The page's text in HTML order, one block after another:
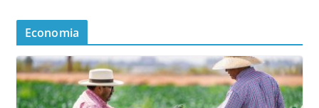
Economia